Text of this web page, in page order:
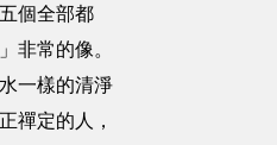
個全部都
非常的像。
一樣的清淨
禪定的人，